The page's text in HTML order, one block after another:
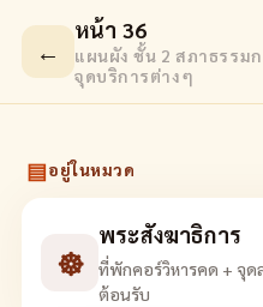
←
หน้า 36
แผนผัง ชั้น 2 สภาธรร
จุดบริการต่างๆ
▤อยู่ในหมวด
☸
พระสังฆาธิการ
ที่พักคอร์วิหารคด + จุด
ต้อนรับ